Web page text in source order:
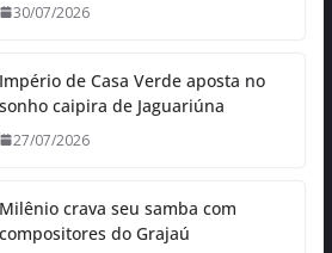
30/07/2026
Império de Casa Verde aposta no
sonho caipira de Jaguariúna
27/07/2026
Milênio crava seu samba com
compositores do Grajaú